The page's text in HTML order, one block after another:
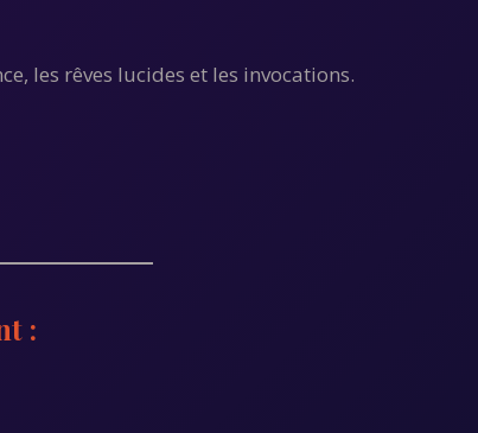
les rêves lucides et les invocations.
: